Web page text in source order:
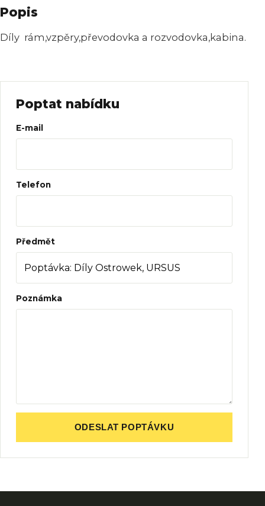
Popis
Díly rám,vzpěry,převodovka a rozvodovka,kabina.
Poptat nabídku
Web
E-mail
Telefon
Předmět
Poznámka
ODESLAT POPTÁVKU